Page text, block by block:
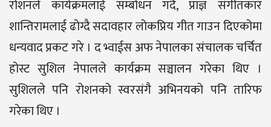
रोशनले कार्यक्रमलाई सम्बोधन गर्दै, प्राज्ञ संगीतकार
शान्तिरामलाई ढोग्दै सदावहार लोकप्रिय गीत गाउन दिएकोमा
धन्यवाद प्रकट गरे । द भ्वाईस अफ नेपालका संचालक चर्चित
होस्ट सुशिल नेपालले कार्यक्रम सञ्चालन गरेका थिए ।
सुशिलले पनि रोशनको स्वरसंगै अभिनयको पनि तारिफ
गरेका थिए ।